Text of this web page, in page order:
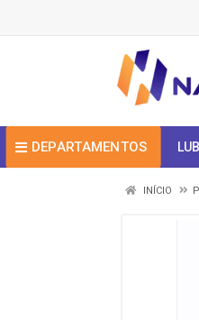
DEPARTAMENTOS
INÍCIO